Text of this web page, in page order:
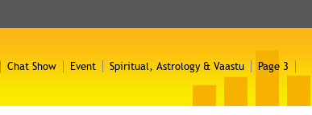
Chat Show Event Spiritual, Astrology & Vaastu
Page 3